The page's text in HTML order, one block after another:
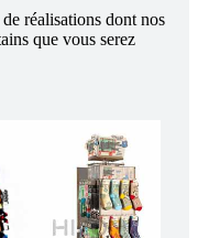
réalisations dont nos
que vous serez